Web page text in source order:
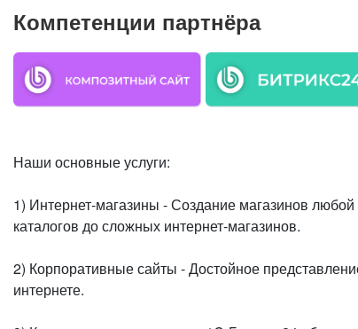
Компетенции партнёра
Наши основные услуги:
1) Интернет-магазины - Создание магазинов
каталогов до сложных интернет-магазинов.
2) Корпоративные сайты - Достойное
интернете.